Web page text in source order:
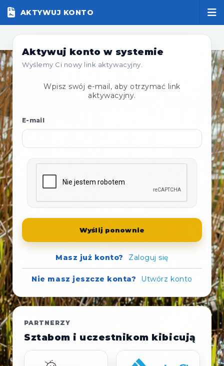
AKTYWUJ KONTO
Aktywuj konto w systemie
Wyślemy Ci nowy link aktywacyjny.
Wpisz swój e-mail, aby otrzymać link
aktywacyjny.
E-mail
Wyślij ponownie
Masz już konto? Zaloguj się
Nie masz jeszcze konta? Utwórz konto
PARTNERZY
Sztabom i uczestnikom kibicują